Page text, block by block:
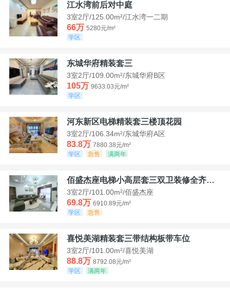
江水湾前后对中庭
3室2厅/125.00m²/江水湾一二期
66万 5280元/m²
学区
东城华府精装套三
3室2厅/109.00m²/东城华府B区
105万 9633.03元/m²
学区
河东新区电梯精装套三楼顶花园
3室2厅/106.34m²/东城华府A区
83.8万 7880.38元/m²
学区
急售 满两年
佰盛杰座电梯小高层套三双卫装修全齐诚意出售
3室2厅/101.00m²/佰盛杰座
69.8万 6910.89元/m²
学区
急售
喜悦美湖精装套三带结构板带车位
3室2厅/101.00m²/喜悦美湖
88.8万 8792.08元/m²
学区
满两年